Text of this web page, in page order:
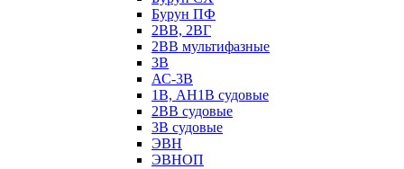
Бурун ПФ
2ВВ, 2ВГ
2ВВ мультифазные
3В
АС-3В
1В, АН1В судовые
2ВВ судовые
3В судовые
ЭВН
ЭВНОП